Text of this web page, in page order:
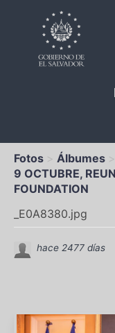
Fotos Álbumes
9 OCTUBRE,
FOUNDATION
_E0A8380.jpg
hace 2477 días